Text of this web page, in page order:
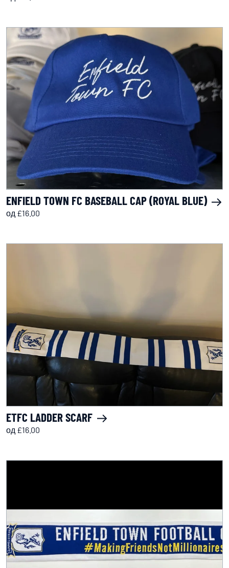
ENFIELD TOWN FC BASEBALL CAP (ROYAL BLUE)
од £16.00
ETFC LADDER SCARF
од £16.00